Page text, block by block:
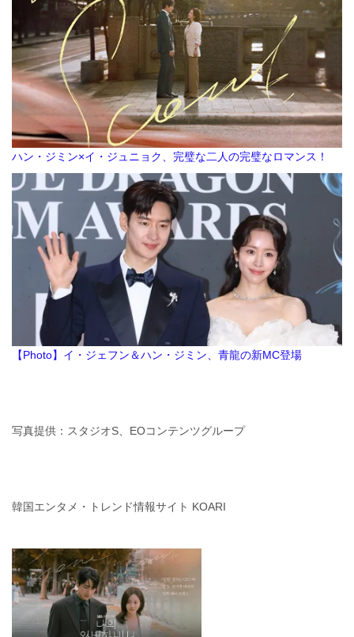
ハン・ジミン×イ・ジュニョク、完璧な二人の完璧なロマンス！
【Photo】イ・ジェフン＆ハン・ジミン、青龍の新MC登場
写真提供：スタジオS、EOコンテンツグループ
韓国エンタメ・トレンド情報サイト KOARI